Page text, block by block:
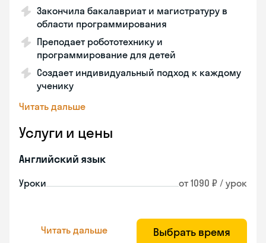
Закончила бакалавриат и магистратуру в
области программирования
Преподает робототехнику и
программирование для детей
Создает индивидуальный подход к каждому
ученику
Читать дальше
Услуги и цены
Английский язык
Уроки от 1090 ₽ / урок
Читать дальше Выбрать время